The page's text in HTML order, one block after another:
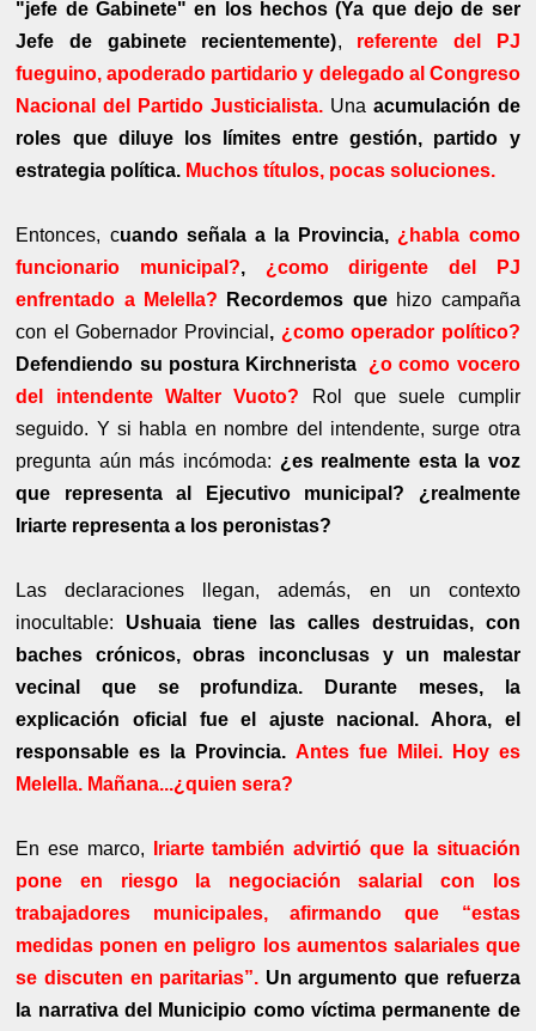
"jefe de Gabinete" en los hechos (Ya que dejo de ser
Jefe de gabinete recientemente), referente del PJ
fueguino, apoderado partidario y delegado al Congreso
Nacional del Partido Justicialista. Una acumulación de
roles que diluye los límites entre gestión, partido y
estrategia política. Muchos títulos, pocas soluciones.
Entonces, cuando señala a la Provincia, ¿habla como
funcionario municipal?, ¿como dirigente del PJ
enfrentado a Melella? Recordemos que hizo campaña
con el Gobernador Provincial , ¿como operador político?
Defendiendo su postura Kirchnerista ¿o como vocero
del intendente Walter Vuoto?
Rol que suele cumplir
seguido. Y si habla en nombre del intendente, surge otra
pregunta aún más incómoda: ¿es realmente esta la voz
que representa al Ejecutivo municipal? ¿realmente
Iriarte representa a los peronistas?
Las declaraciones llegan, además, en un contexto
inocultable: Ushuaia tiene las calles destruidas, con
baches crónicos, obras inconclusas y un malestar
vecinal que se profundiza. Durante meses, la
explicación oficial fue el ajuste nacional. Ahora, el
responsable es la Provincia. Antes fue Milei. Hoy es
Melella. Mañana...¿quien sera?
En ese marco,
Iriarte también advirtió que la situación
pone en riesgo la negociación salarial con los
trabajadores municipales, afirmando que “estas
medidas ponen en peligro los aumentos salariales que
se discuten en paritarias”. Un argumento que refuerza
la narrativa del Municipio como víctima permanente de